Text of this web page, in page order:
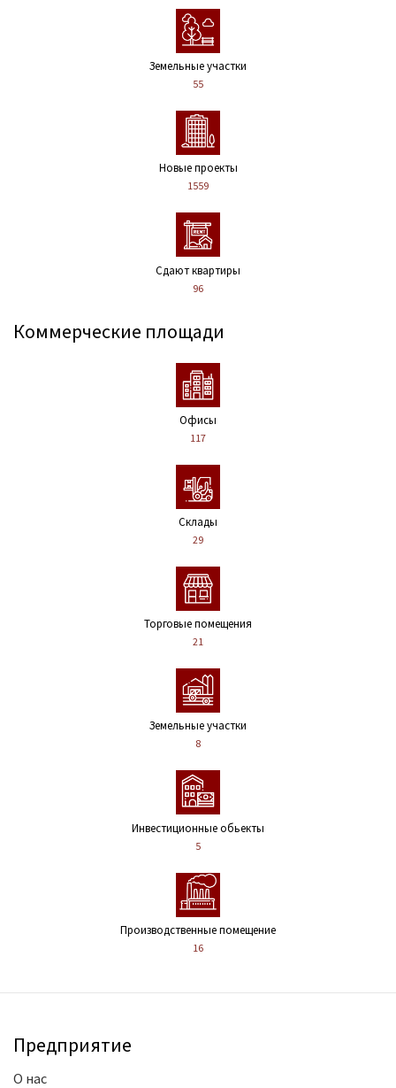
Земельные участки
55
Новые проекты
1559
Сдают квартиры
96
Коммерческие площади
Офисы
117
Склады
29
Торговые помещения
21
Земельные участки
8
Инвестиционные обьекты
5
Производственные помещение
16
Предприятие
О нас